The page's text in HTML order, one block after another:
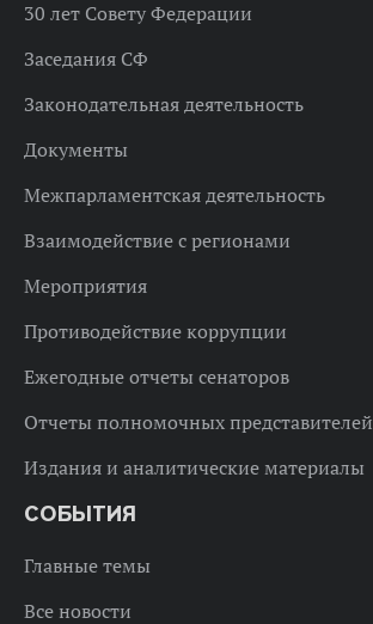
30 лет Совету Федерации
Заседания СФ
Законодательная деятельность
Документы
Межпарламентская деятельность
Взаимодействие с регионами
Мероприятия
Противодействие коррупции
Ежегодные отчеты сенаторов
Отчеты полномочных представителей
Издания и аналитические материалы
СОБЫТИЯ
Главные темы
Все новости